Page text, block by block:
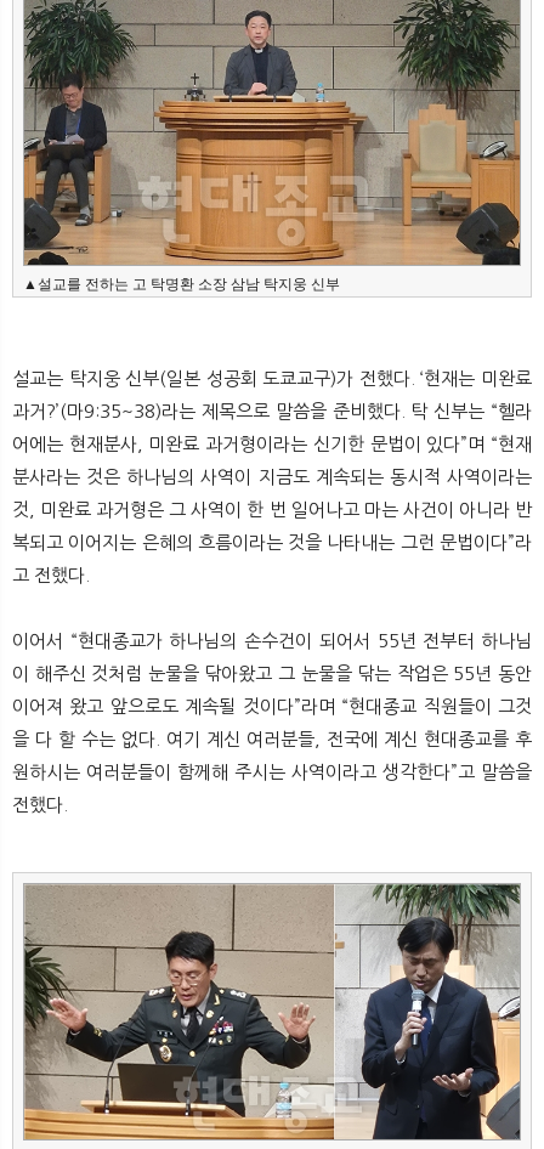
▲설교를 전하는 고 탁명환 소장 삼남 탁지웅 신부
설교는 탁지웅 신부(일본 성공회 도쿄교구)가 전했다. ‘현재는 미완료
과거?’(마9:35~38)라는 제목으로 말씀을 준비했다. 탁 신부는 “헬라
어에는 현재분사, 미완료 과거형이라는 신기한 문법이 있다”며 “현재
분사라는 것은 하나님의 사역이 지금도 계속되는 동시적 사역이라는
것, 미완료 과거형은 그 사역이 한 번 일어나고 마는 사건이 아니라 반
복되고 이어지는 은혜의 흐름이라는 것을 나타내는 그런 문법이다”라
고 전했다.
이어서 “현대종교가 하나님의 손수건이 되어서 55년 전부터 하나님
이 해주신 것처럼 눈물을 닦아왔고 그 눈물을 닦는 작업은 55년 동안
이어져 왔고 앞으로도 계속될 것이다”라며 “현대종교 직원들이 그것
을 다 할 수는 없다. 여기 계신 여러분들, 전국에 계신 현대종교를 후
원하시는 여러분들이 함께해 주시는 사역이라고 생각한다”고 말씀을
전했다.